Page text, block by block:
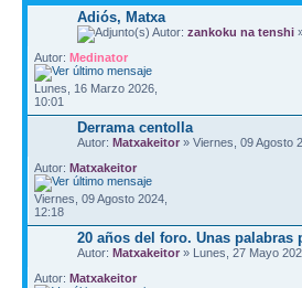
Adiós, Matxa
Autor: zankoku na tenshi
Autor: Medinator
Lunes, 16 Marzo 2026,
10:01
Derrama centolla
Autor: Matxakeitor » Viernes, 09 Agosto
Autor: Matxakeitor
Viernes, 09 Agosto 2024,
12:18
20 años del foro. Unas palabras
Autor: Matxakeitor » Lunes, 27 Mayo
Autor: Matxakeitor